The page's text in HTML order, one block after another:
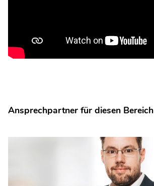
Ansprechpartner für diesen Bereich